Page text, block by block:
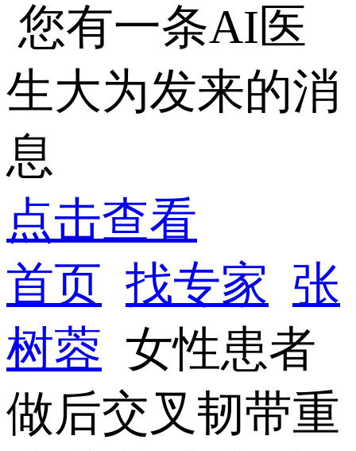
您有一条AI医
生大为发来的消
息
点击查看
首页 找专家 张
树蓉 女性患者
做后交叉韧带重